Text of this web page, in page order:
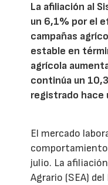
La afiliación al
un 6,1% por el
campañas
estable en
agrícola
continúa un
registrado hace
El mercado
comportamiento
julio. La
Agrario (SEA)